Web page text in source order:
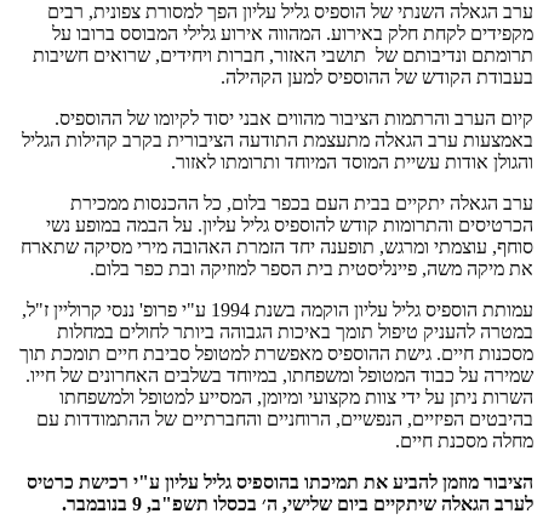
ערב הגאלה השנתי של הוספיס גליל עליון הפך למסורת צפונית, רבים
מקפידים לקחת חלק באירוע. המהווה אירוע גלילי המבוסס ברובו על
תרומתם ונדיבותם של תושבי האזור, חברות ויחידים, שרואים חשיבות
בעבודת הקודש של ההוספיס למען הקהילה.
קיום הערב והרתמות הציבור מהווים אבני יסוד לקיומו של ההוספיס.
באמצעות ערב הגאלה מתעצמת התודעה הציבורית בקרב קהילות הגליל
והגולן אודות עשיית המוסד המיוחד ותרומתו לאזור.
ערב הגאלה יתקיים בבית העם בכפר בלום, כל ההכנסות ממכירת
הכרטיסים והתרומות קודש להוספיס גליל עליון. על הבמה במופע נשי
סוחף, עוצמתי ומרגש, תופענה יחד הזמרת האהובה מירי מסיקה שתארח
את מיקה משה, פיינליסטית בית הספר למוזיקה ובת כפר בלום.
עמותת הוספיס גליל עליון הוקמה בשנת 1994 ע"י פרופ' ננסי קרוליין ז"ל,
במטרה להעניק טיפול תומך באיכות הגבוהה ביותר לחולים במחלות
מסכנות חיים. גישת ההוספיס מאפשרת למטופל סביבת חיים תומכת תוך
שמירה על כבוד המטופל ומשפחתו, במיוחד בשלבים האחרונים של חייו.
השרות ניתן על ידי צוות מקצועי ומיומן, המסייע למטופל ולמשפחתו
בהיבטים הפיזיים, הנפשיים, הרוחניים והחברתיים של ההתמודדות עם
מחלה מסכנת חיים.
הציבור מוזמן להביע את תמיכתו בהוספיס גליל עליון ע"י רכישת כרטיס
לערב הגאלה שיתקיים ביום שלישי, ה׳ בכסלו תשפ"ב, 9 בנובמבר.